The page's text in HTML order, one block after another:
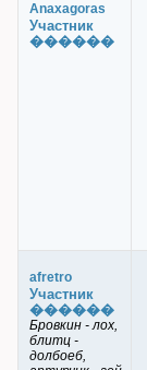
Anaxagoras
Участник
������
afretro
Участник
������
Бровкин - лох,
блитц -
долбоеб,